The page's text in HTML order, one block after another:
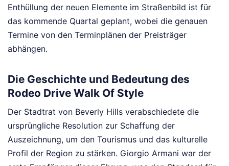
Enthüllung der neuen Elemente im Straßenbild ist für
das kommende Quartal geplant, wobei die genauen
Termine von den Terminplänen der Preisträger
abhängen.
Die Geschichte und Bedeutung des
Rodeo Drive Walk Of Style
Der Stadtrat von Beverly Hills verabschiedete die
ursprüngliche Resolution zur Schaffung der
Auszeichnung, um den Tourismus und das kulturelle
Profil der Region zu stärken. Giorgio Armani war der